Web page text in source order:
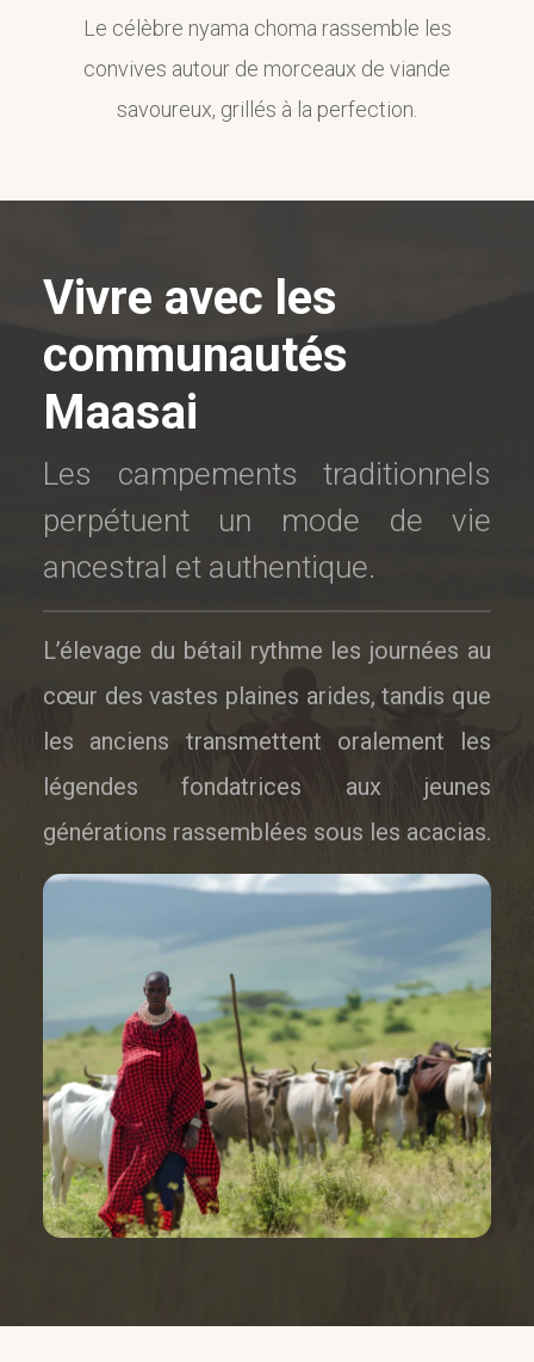
Le célèbre nyama choma rassemble les
convives autour de morceaux de viande
savoureux, grillés à la perfection.
Vivre avec les
communautés
Maasai
Les campements traditionnels
perpétuent un mode de vie
ancestral et authentique.
L’élevage du bétail rythme les journées au
cœur des vastes plaines arides, tandis que
les anciens transmettent oralement les
légendes fondatrices aux jeunes
générations rassemblées sous les acacias.